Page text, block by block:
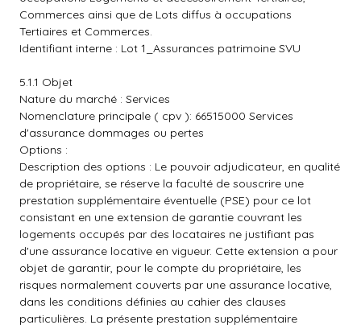
Commerces ainsi que de Lots diffus à occupations
Tertiaires et Commerces.
Identifiant interne : Lot 1_Assurances patrimoine SVU
5.1.1 Objet
Nature du marché : Services
Nomenclature principale ( cpv ): 66515000 Services
d'assurance dommages ou pertes
Options :
Description des options : Le pouvoir adjudicateur, en qualité
de propriétaire, se réserve la faculté de souscrire une
prestation supplémentaire éventuelle (PSE) pour ce lot
consistant en une extension de garantie couvrant les
logements occupés par des locataires ne justifiant pas
d'une assurance locative en vigueur. Cette extension a pour
objet de garantir, pour le compte du propriétaire, les
risques normalement couverts par une assurance locative,
dans les conditions définies au cahier des clauses
particulières. La présente prestation supplémentaire